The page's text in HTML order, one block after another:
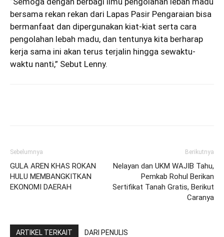
bersama rekan rekan dari Lapas Pasir Pengaraian bisa
bermanfaat dan dipergunakan kiat-kiat serta cara
pengolahan lebah madu, dan tentunya kita berharap
kerja sama ini akan terus terjalin hingga sewaktu-
waktu nanti,” Sebut Lenny.
Sebelumnya
GULA AREN KHAS ROKAN
HULU MEMBANGKITKAN
EKONOMI DAERAH
Berikutnya
Nelayan dan UKM WAJIB Tahu,
Pemkab Rohul Berikan
Sertifikat Tanah Gratis, Berikut
Caranya
ARTIKEL TERKAIT DARI PENULIS